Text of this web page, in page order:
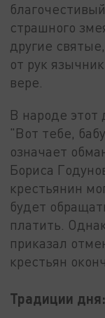
страшного
другие
от рук
вере.
В народе этот
"Вот тебе,
означает
Бориса
крестьянин
будет
платить.
приказал
крестьян
Традиции дня: